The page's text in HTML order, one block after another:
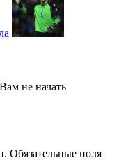
не начать
Обязательные поля